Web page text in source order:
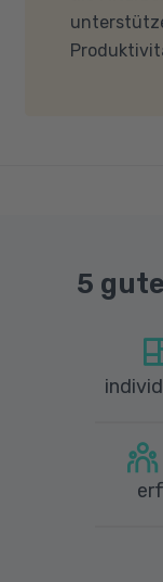
nicht
dass für
5